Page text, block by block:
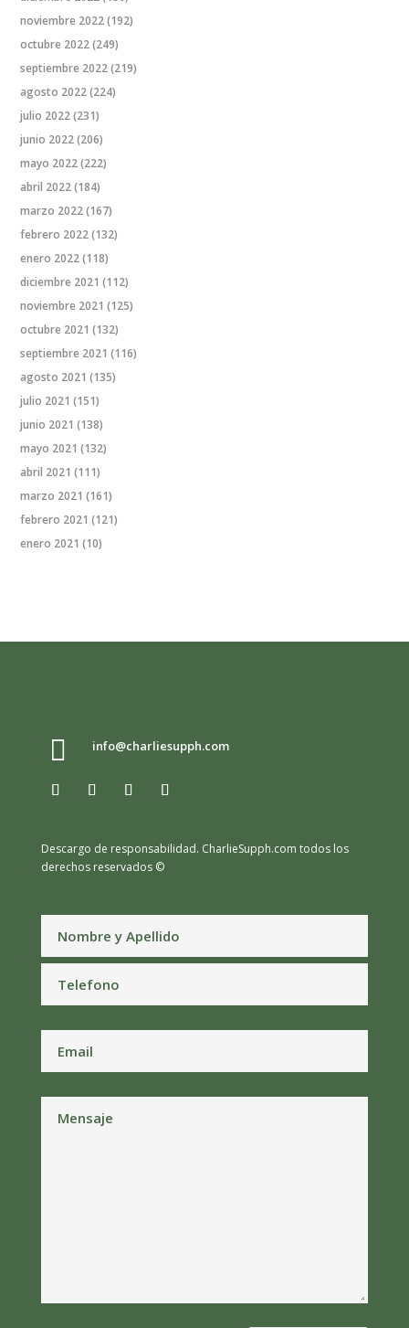
noviembre 2022(192)
octubre 2022(249)
septiembre 2022(219)
agosto 2022(224)
julio 2022(231)
junio 2022(206)
mayo 2022(222)
abril 2022(184)
marzo 2022(167)
febrero 2022(132)
enero 2022(118)
diciembre 2021 (112)
noviembre 2021 (125)
octubre 2021 (132)
septiembre 2021 (116)
agosto 2021 (135)
julio 2021 (151)
junio 2021 (138)
mayo 2021 (132)
abril 2021 (111)
marzo 2021 (161)
febrero 2021 (121)
enero 2021 (10)
 info@charliesupph.com
Descargo de responsabilidad. CharlieSupph.com todos los
derechos reservados ©